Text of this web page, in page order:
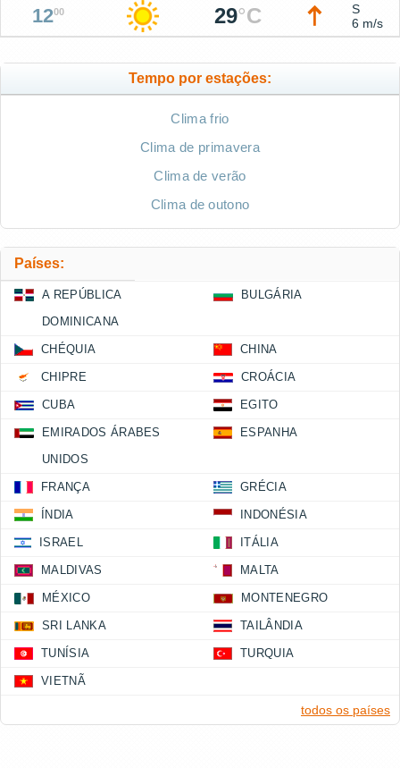
1200 29°C
S
6 m/s
Tempo por estações:
Clima frio
Clima de primavera
Clima de verão
Clima de outono
Países:
A REPÚBLICA
DOMINICANA
BULGÁRIA
CHÉQUIA CHINA
CHIPRE CROÁCIA
CUBA EGITO
EMIRADOS ÁRABES
UNIDOS
ESPANHA
FRANÇA GRÉCIA
ÍNDIA INDONÉSIA
ISRAEL ITÁLIA
MALDIVAS MALTA
MÉXICO MONTENEGRO
SRI LANKA TAILÂNDIA
TUNÍSIA TURQUIA
VIETNÃ
todos os países